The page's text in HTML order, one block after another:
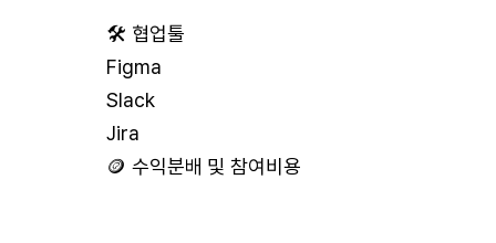
🛠 협업툴
Figma
Slack
Jira
🪙 수익분배 및 참여비용